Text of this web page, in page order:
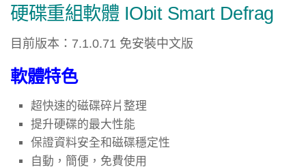
硬碟重組軟體 IObit Smart Defrag
目前版本：7.1.0.71 免安裝中文版
軟體特色
超快速的磁碟碎片整理
提升硬碟的最大性能
保證資料安全和磁碟穩定性
自動，簡便，免費使用